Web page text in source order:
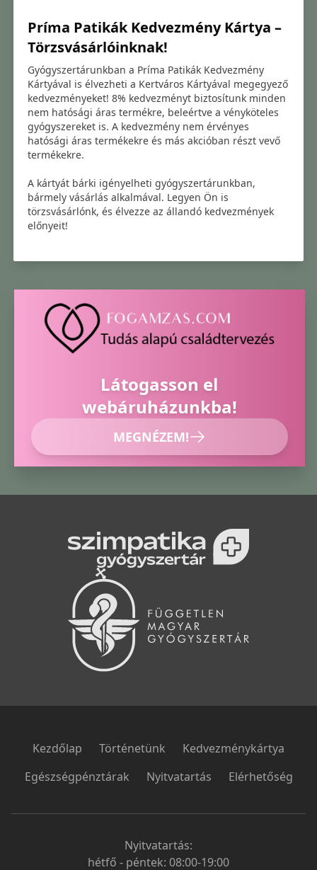
Príma Patikák Kedvezmény Kártya –
Törzsvásárlóinknak!
Gyógyszertárunkban a Príma Patikák Kedvezmény
Kártyával is élvezheti a Kertváros Kártyával megegyező
kedvezményeket! 8% kedvezményt biztosítunk minden
nem hatósági áras termékre, beleértve a vényköteles
gyógyszereket is. A kedvezmény nem érvényes
hatósági áras termékekre és más akcióban részt vevő
termékekre.
A kártyát bárki igényelheti gyógyszertárunkban,
bármely vásárlás alkalmával. Legyen Ön is
törzsvásárlónk, és élvezze az állandó kedvezmények
előnyeit!
Látogasson el
webáruházunkba!
MEGNÉZEM!
Kezdőlap Történetünk
Kedvezménykártya
Egészségpénztárak
Nyitvatartás Elérhetőség
Nyitvatartás:
hétfő - péntek: 08:00-19:00